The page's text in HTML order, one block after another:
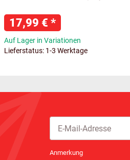
17,99 € *
Auf Lager in Variationen
Lieferstatus: 1-3 Werktage
Anmerkung